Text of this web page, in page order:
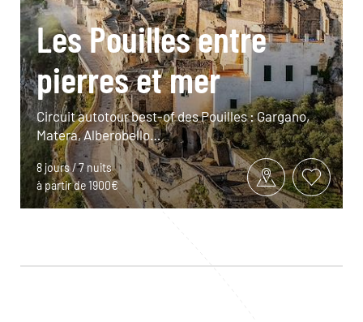
Les Pouilles entre
pierres et mer
Circuit autotour best-of des Pouilles : Gargano,
Matera, Alberobello…
8 jours / 7 nuits
à partir de 1900€